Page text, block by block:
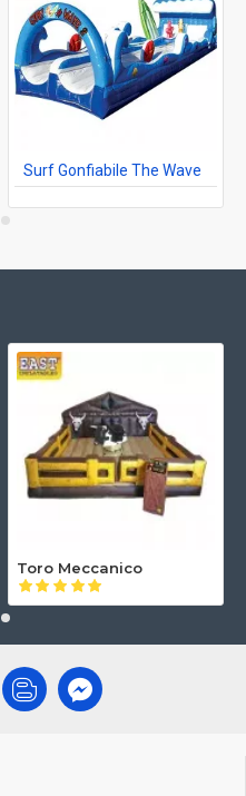
Surf Gonfiabile The Wave
Toro Meccanico